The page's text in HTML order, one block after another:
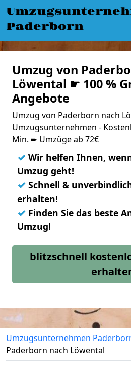
Paderborn
Umzug von
Löwental ☛ 100 %
Angebote
Umzug von Paderborn nach
Umzugsunternehmen -
Min. ➨ Umzüge ab 72€
✓ Wir helfen Ihnen,
Umzug geht!
✓ Schnell &
erhalten!
✓ Finden Sie das beste
Umzug!
blitzschnell
Umzugsunternehmen
Paderborn nach Löwental